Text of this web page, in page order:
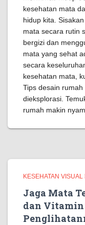
kesehatan mata
hidup kita.
mata secara rutin
bergizi dan
mata yang sehat
secara
kesehatan mata,
Tips desain
dieksplorasi.
rumah makin
KESEHATAN VISUAL
Jaga Mata
dan